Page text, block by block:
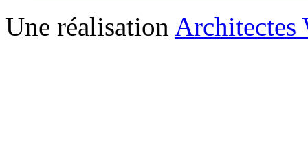
Une réalisation Architectes